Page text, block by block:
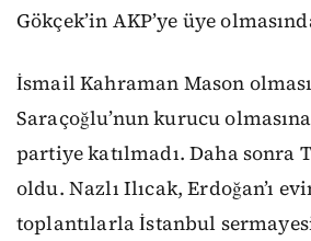
Gökçek’in AKP’ye üye
İsmail Kahraman Mason
Saraçoğlu’nun kurucu
partiye katılmadı. Daha sonra
oldu. Nazlı Ilıcak, Erdoğan’ı
toplantılarla İstanbul